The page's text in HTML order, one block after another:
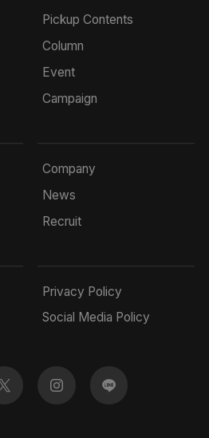
Pickup Contents
Column
Event
Campaign
Company
News
Recruit
Privacy Policy
Social Media Policy